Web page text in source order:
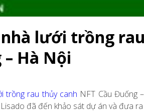
lưới trồng
Hà Nội
trồng rau thủy canh NFT Cầu Đuống
đã đến khảo sát dự án và đưa